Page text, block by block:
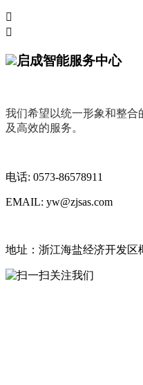


启成智能服务中心
我们希望以统一形象和整合
及高效的服务。
电话: 0573-86578911
EMAIL: yw@zjsas.com
地址：浙江海盐经济开发区